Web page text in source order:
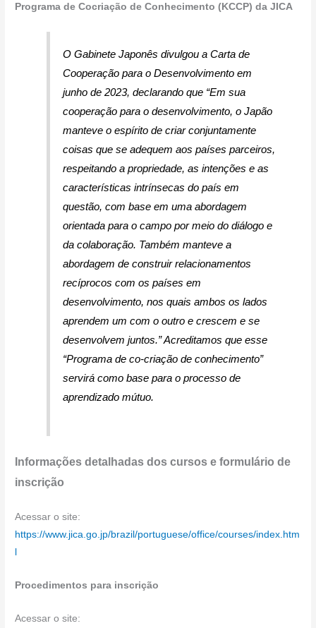
Programa de Cocriação de Conhecimento (KCCP) da JICA
O Gabinete Japonês divulgou a Carta de
Cooperação para o Desenvolvimento em
junho de 2023, declarando que “Em sua
cooperação para o desenvolvimento, o Japão
manteve o espírito de criar conjuntamente
coisas que se adequem aos países parceiros,
respeitando a propriedade, as intenções e as
características intrínsecas do país em
questão, com base em uma abordagem
orientada para o campo por meio do diálogo e
da colaboração. Também manteve a
abordagem de construir relacionamentos
recíprocos com os países em
desenvolvimento, nos quais ambos os lados
aprendem um com o outro e crescem e se
desenvolvem juntos.”Acreditamos que esse
“Programa de co-criação de conhecimento”
servirá como base para o processo de
aprendizado mútuo.
Informações detalhadas dos cursos e formulário de
inscrição
Acessar o site:
https://www.jica.go.jp/brazil/portuguese/office/courses/index.htm
Procedimentos para inscrição
Acessar o site: